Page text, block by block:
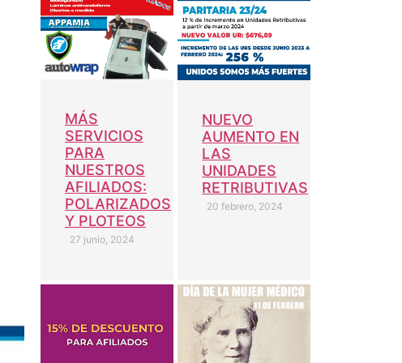
MÁS
SERVICIOS
PARA
NUESTROS
AFILIADOS:
POLARIZADOS
Y PLOTEOS
27 junio, 2024
NUEVO
AUMENTO EN
LAS
UNIDADES
RETRIBUTIVAS
20 febrero, 2024